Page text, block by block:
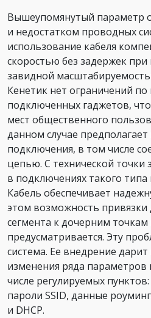
Вышеупомянутый параметр
и недостатком проводных
использование кабеля
скоростью без задержек
завидной
Кенетик нет ограничений по
подключенных гаджетов,
мест общественного
данном случае
подключения, в том числе
цепью. С технической точки
в подключениях такого типа
Кабель обеспечивает
этом возможность привязки
сегмента к дочерним точкам
предусматривается. Эту
система. Ее внедрение
изменения ряда параметров
числе регулируемых
пароли SSID, данные
и DHCP.